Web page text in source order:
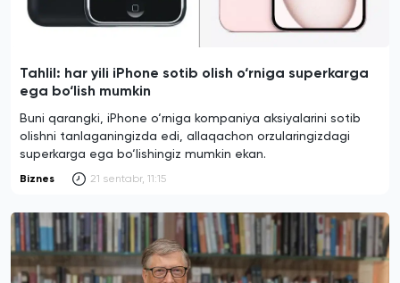
Tahlil: har yili iPhone sotib olish o‘rniga superkarga
ega bo‘lish mumkin
Buni qarangki, iPhone o‘rniga kompaniya aksiyalarini sotib
olishni tanlaganingizda edi, allaqachon orzularingizdagi
superkarga ega bo‘lishingiz mumkin ekan.
Biznes 21 sentabr, 11:15